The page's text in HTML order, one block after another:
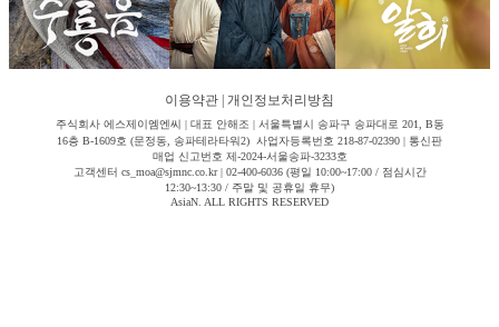
이용약관 개인정보처리방침
주식회사 에스제이엠엔씨 | 대표 안해조 | 서울특별시 송파구 송파대로 201, B동
16층 B-1609호 (문정동, 송파테라타워2) 사업자등록번호 218-87-02390 | 통신판
매업 신고번호 제-2024-서울송파-3233호
고객센터 cs_moa@sjmnc.co.kr | 02-400-6036 (평일 10:00~17:00 / 점심시간
12:30~13:30 / 주말 및 공휴일 휴무)
AsiaN. ALL RIGHTS RESERVED